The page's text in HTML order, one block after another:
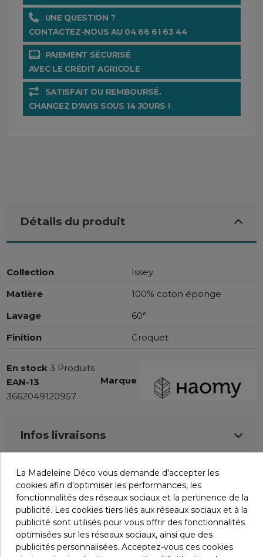
UNE QUESTION ?
CONTACTEZ-NOUS AU 04 66 61 63 44
PAIEMENT SÉCURISÉ
AVEC LE CRÉDIT AGRICOLE
SATISFAIT OU REMBOURSÉ.
CHANGEZ D'AVIS SOUS 14 JOURS !
Détails du produit
Collection
Issey
Matière
100% coton éponge
Lavage
60°
Finition
Croquet
Marque
En stock 3 Produits
EAN-13
3662049120957
Infos livraisons
Retours et remboursements
Avis (0)
La Madeleine Déco vous demande d'accepter les
cookies afin d'optimiser les performances, les
fonctionnalités des réseaux sociaux et la pertinence de la
publicité. Les cookies tiers liés aux réseaux sociaux et à la
publicité sont utilisés pour vous offrir des fonctionnalités
optimisées sur les réseaux sociaux, ainsi que des
publicités personnalisées. Acceptez-vous ces cookies